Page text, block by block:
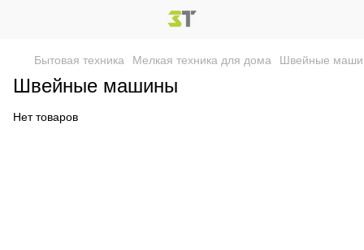
Бытовая техника Мелкая техника для дома Швейные
Швейные машины
Нет товаров